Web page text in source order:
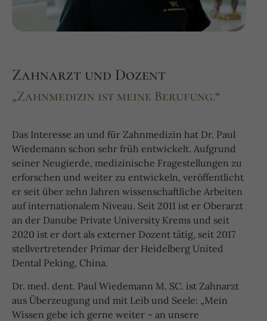
Zahnarzt und Dozent
„Zahnmedizin ist meine Berufung.“
Das Interesse an und für Zahnmedizin hat Dr. Paul
Wiedemann schon sehr früh entwickelt. Aufgrund
seiner Neugierde, medizinische Fragestellungen zu
erforschen und weiter zu entwickeln, veröffentlicht
er seit über zehn Jahren wissenschaftliche Arbeiten
auf internationalem Niveau. Seit 2011 ist er Oberarzt
an der Danube Private University Krems und seit
2020 ist er dort als externer Dozent tätig, seit 2017
stellvertretender Primar der Heidelberg United
Dental Peking, China.
Dr. med. dent. Paul Wiedemann M. SC. ist Zahnarzt
aus Überzeugung und mit Leib und Seele: „Mein
Wissen gebe ich gerne weiter – an unsere